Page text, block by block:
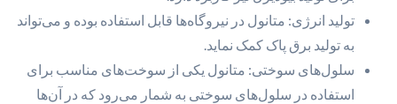
تولید انرژی: متانول در نیروگاه‌ها قابل استفاده بوده و می‌تواند
به تولید برق پاک کمک نماید.
سلول‌های سوختی: متانول یکی از سوخت‌های مناسب برای
استفاده در سلول‌های سوختی به شمار می‌رود که در آن‌ها